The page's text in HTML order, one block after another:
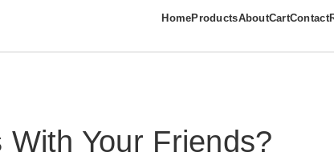
HomeProductsAboutCartContact
Your Friends?